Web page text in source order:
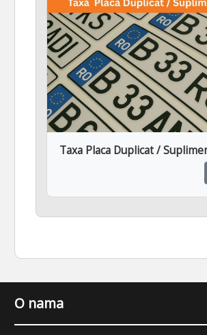
Taxa Placa Duplicat /
O nama